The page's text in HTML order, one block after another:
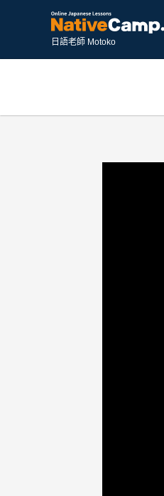
日語老師 Motoko